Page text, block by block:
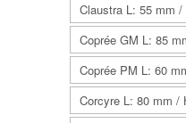
Claustra L: 55 mm /
Coprée GM L: 85
Coprée PM L: 60
Corcyre L: 80 mm /